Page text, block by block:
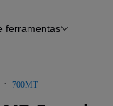
ferramentas
700MT